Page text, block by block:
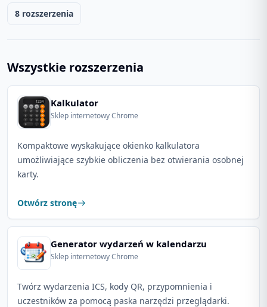
8 rozszerzenia
Wszystkie rozszerzenia
Kalkulator
Sklep internetowy Chrome
Kompaktowe wyskakujące okienko kalkulatora
umożliwiające szybkie obliczenia bez otwierania osobnej
karty.
Otwórz stronę
Generator wydarzeń w kalendarzu
Sklep internetowy Chrome
Twórz wydarzenia ICS, kody QR, przypomnienia i
uczestników za pomocą paska narzędzi przeglądarki.